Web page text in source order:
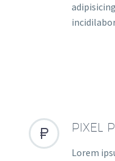

 PIXEL
Lorem